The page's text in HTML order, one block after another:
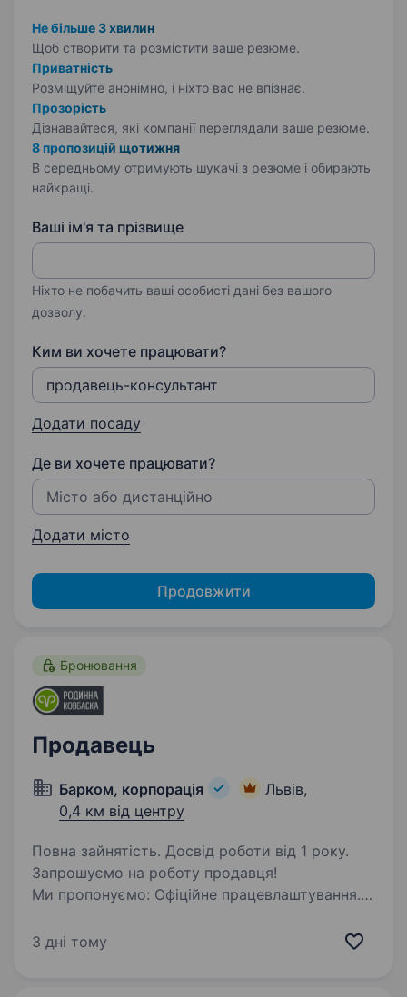
Не більше 3 хвилин
Щоб створити та розмістити ваше резюме.
Приватність
Розміщуйте анонімно, і ніхто вас не впізнає.
Прозорість
Дізнавайтеся, які компанії переглядали ваше резюме.
8 пропозицій щотижня
В середньому отримують шукачі з резюме і обирають
найкращі.
Ваші ім'я та прізвище
Ніхто не побачить ваші особисті дані без вашого
дозволу.
Ким ви хочете працювати?
Додати посаду
Де ви хочете працювати?
Додати місто
Продовжити
Бронювання
Продавець
Барком, корпорація
Львів,
0,4 км від центру
Повна зайнятість. Досвід роботи від 1 року.
Запрошуємо на роботу продавця!
Ми пропонуємо: Офіційне працевлаштування.
сб 8:00—20:00 нд 9:00−18:00 Дружню та
3 дні тому